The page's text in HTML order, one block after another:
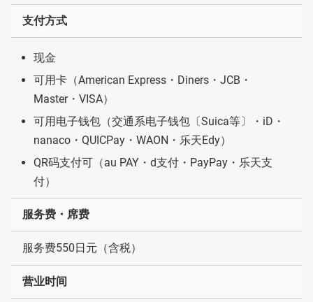
支付方式
现金
可用卡（American Express・Diners・JCB・
Master・VISA）
可用电子钱包（交通系电子钱包〔Suica等〕・iD・
nanaco・QUICPay・WAON・乐天Edy）
QR码支付可（au PAY・d支付・PayPay・乐天支
付）
服务费・席费
服务费550日元（含税）
营业时间